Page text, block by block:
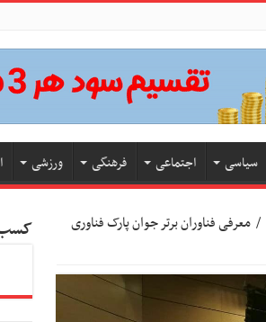
سیاسی اجتماعی فرهنگی ورزشی
/ معرفی فناوران برتر جوان پارک فناوری
کسب